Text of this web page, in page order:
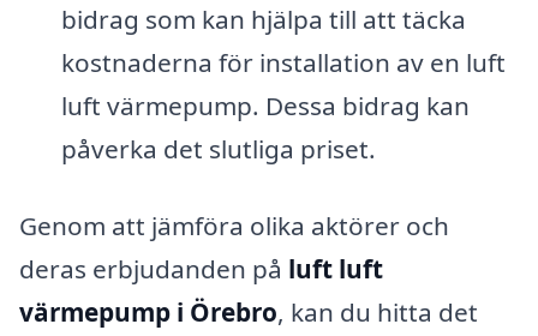
bidrag som kan hjälpa till att täcka
kostnaderna för installation av en luft
luft värmepump. Dessa bidrag kan
påverka det slutliga priset.
Genom att jämföra olika aktörer och
deras erbjudanden på luft luft
värmepump i Örebro, kan du hitta det